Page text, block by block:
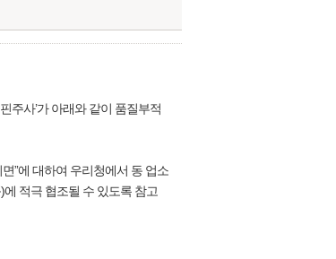
주사’가 아래와 같이 품질부적
”에 대하여 우리청에서 동 업소
적극 협조될 수 있도록 참고